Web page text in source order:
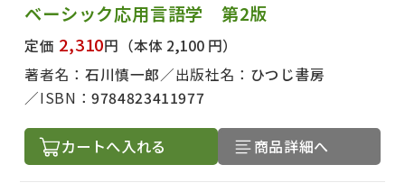
ベーシック応用言語学 第2版
定価 2,310円 （本体 2,100 円）
著者名： 石川慎一郎 出版社名： ひつじ書房
ISBN：9784823411977
カートへ入れる 商品詳細へ